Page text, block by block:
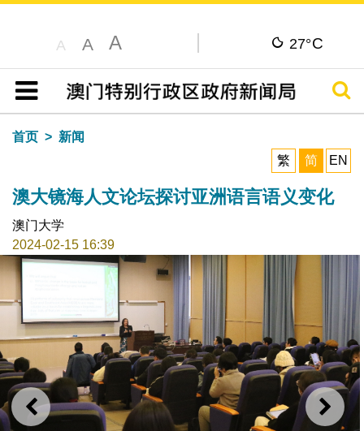
A A A 27°C
目录
搜寻
首页
新闻
繁
简 EN
澳大镜海人文论坛探讨亚洲语言语义变化
澳门大学
2024-02-15 16:39
上一则 下一